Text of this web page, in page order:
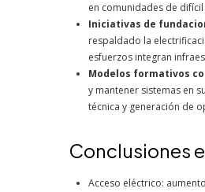
en comunidades de difícil
Iniciativas de
respaldado la
esfuerzos integran
Modelos formativos
y mantener sistemas en
técnica y generación de
Conclusiones
Acceso eléctrico: